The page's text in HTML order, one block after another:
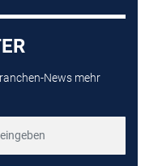
News mehr